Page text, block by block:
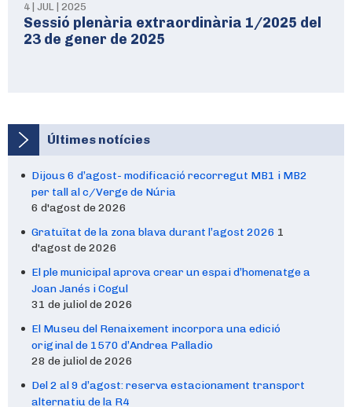
4 | JUL | 2025
Sessió plenària extraordinària 1/2025 del
23 de gener de 2025
Últimes notícies
Dijous 6 d’agost- modificació recorregut MB1 i MB2
per tall al c/Verge de Núria
6 d'agost de 2026
Gratuïtat de la zona blava durant l’agost 2026 1
d'agost de 2026
El ple municipal aprova crear un espai d’homenatge a
Joan Janés i Cogul
31 de juliol de 2026
El Museu del Renaixement incorpora una edició
original de 1570 d’Andrea Palladio
28 de juliol de 2026
Del 2 al 9 d’agost: reserva estacionament transport
alternatiu de la R4